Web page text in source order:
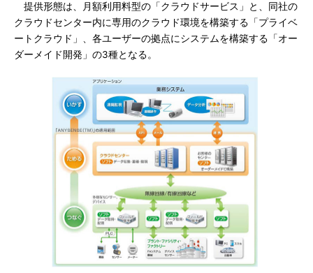
提供形態は、月額利用料型の「クラウドサービス」と、同社の
クラウドセンター内に専用のクラウド環境を構築する「プライベ
ートクラウド」、各ユーザーの拠点にシステムを構築する「オー
ダーメイド開発」の3種となる。